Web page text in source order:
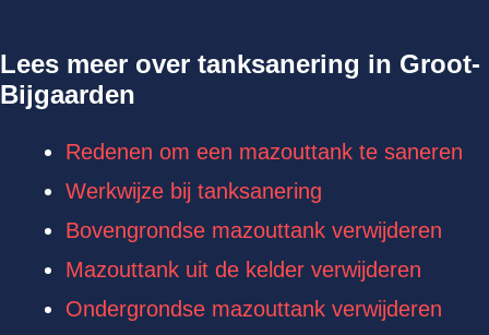
Lees meer over tanksanering in Groot-
Bijgaarden
Redenen om een mazouttank te saneren
Werkwijze bij tanksanering
Bovengrondse mazouttank verwijderen
Mazouttank uit de kelder verwijderen
Ondergrondse mazouttank verwijderen